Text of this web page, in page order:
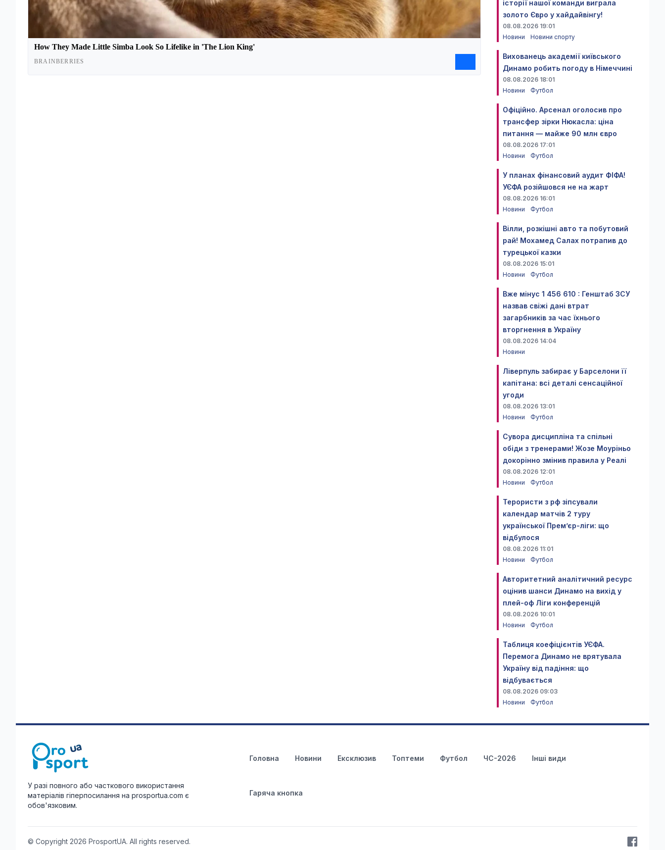
історії нашої команди виграла
золото Євро у хайдайвінгу!
08.08.2026 19:01
Новини
Новини спорту
Вихованець академії київського
Динамо робить погоду в Німеччині
08.08.2026 18:01
Новини
Футбол
Офіційно. Арсенал оголосив про
трансфер зірки Нюкасла: ціна
питання — майже 90 млн євро
08.08.2026 17:01
Новини
Футбол
У планах фінансовий аудит ФІФА!
УЄФА розійшовся не на жарт
08.08.2026 16:01
Новини
Футбол
Вілли, розкішні авто та побутовий
рай! Мохамед Салах потрапив до
турецької казки
08.08.2026 15:01
Новини
Футбол
Вже мінус 1 456 610 : Генштаб ЗСУ
назвав свіжі дані втрат
загарбників за час їхнього
вторгнення в Україну
08.08.2026 14:04
Новини
Ліверпуль забирає у Барселони її
капітана: всі деталі сенсаційної
угоди
08.08.2026 13:01
Новини
Футбол
Сувора дисципліна та спільні
обіди з тренерами! Жозе Моуріньо
докорінно змінив правила у Реалі
08.08.2026 12:01
Новини
Футбол
Терористи з рф зіпсували
календар матчів 2 туру
української Прем’єр-ліги: що
відбулося
08.08.2026 11:01
Новини
Футбол
Авторитетний аналітичний ресурс
оцінив шанси Динамо на вихід у
плей-оф Ліги конференцій
08.08.2026 10:01
Новини
Футбол
Таблиця коефіцієнтів УЄФА.
Перемога Динамо не врятувала
Україну від падіння: що
відбувається
08.08.2026 09:03
Новини
Футбол
У разі повного або часткового використання
матеріалів гіперпосилання на prosportua.com є
обов'язковим.
Головна Новини Ексклюзив Топтеми Футбол ЧС-2026 Інші види
Гаряча кнопка
© Copyright 2026 ProsportUA. All rights reserved.